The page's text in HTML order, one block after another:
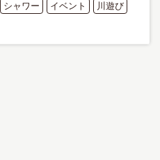
シャワー イベント
川遊び